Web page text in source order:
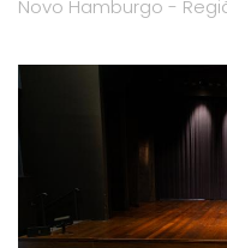
Novo Hamburgo -